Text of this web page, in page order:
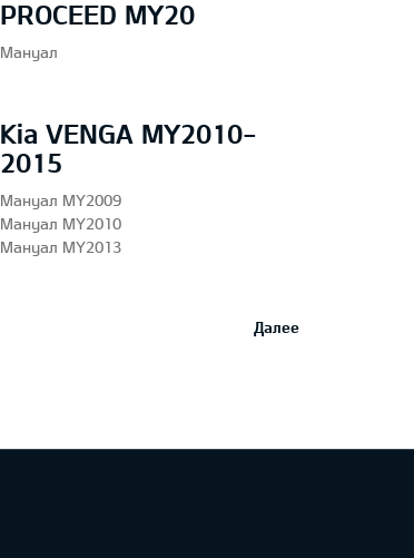
PROCEED MY20
Мануал
Kia VENGA MY2010-
2015
Мануал MY2009
Мануал MY2010
Мануал MY2013
Далее